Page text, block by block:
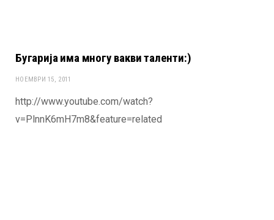
Бугарија има многу вакви таленти:)
НОЕМВРИ 15, 2011
http://www.youtube.com/watch?
v=PlnnK6mH7m8&feature=related